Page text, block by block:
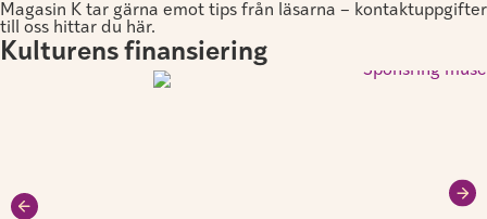
Magasin K tar gärna emot tips från läsarna – kontaktuppgifter
till oss hittar du här.
Kulturens finansiering